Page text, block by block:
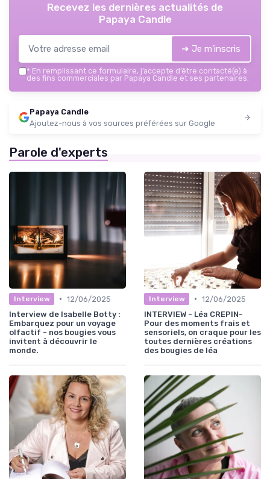
Recevez les dernières actualités de
Papaya Candle
➔ Je m'inscris
* En remplissant ce formulaire, j’accepte d’être contacté(e) à
des fins commerciales par Papaya Candle et ses partenaires.
Papaya Candle
Ajoutez-nous à vos sources préférées sur Google
Parole d'experts
Interview • 12/06/2025
Interview de Isabelle Botty :
Embarquez pour un voyage
olfactif - nos bougies vous
invitent à découvrir le
monde.
Interview • 12/06/2025
INTERVIEW - Léa CREPIN-
Pour des moments frais et
sensoriels, on craque pour les
toutes dernières créations
des bougies de léa